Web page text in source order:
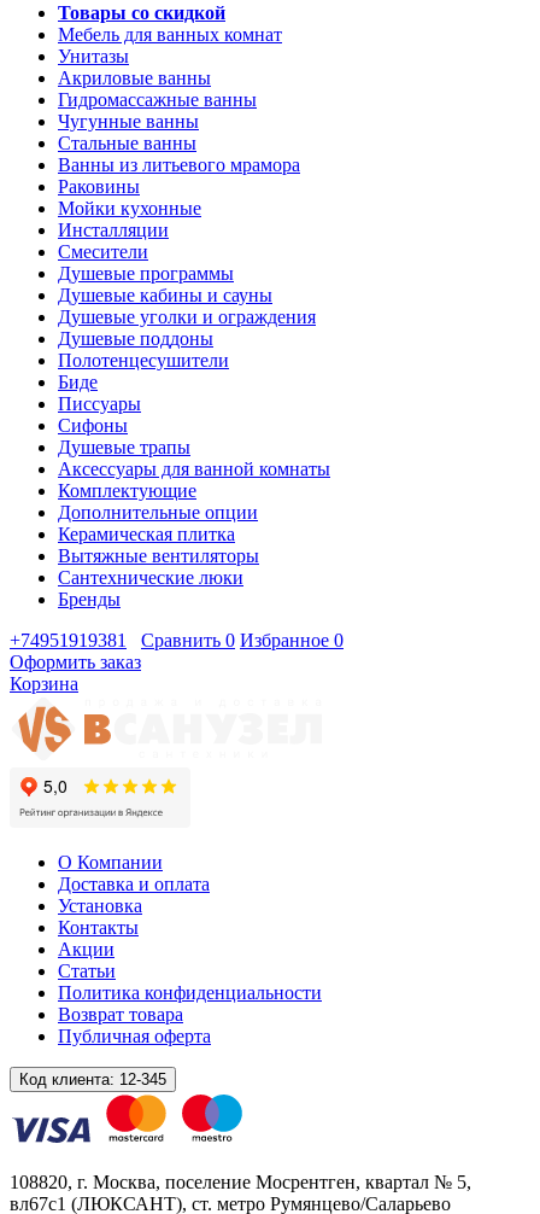
Товары со скидкой
Мебель для ванных комнат
Унитазы
Акриловые ванны
Гидромассажные ванны
Чугунные ванны
Стальные ванны
Ванны из литьевого мрамора
Раковины
Мойки кухонные
Инсталляции
Смесители
Душевые программы
Душевые кабины и сауны
Душевые уголки и ограждения
Душевые поддоны
Полотенцесушители
Биде
Писсуары
Сифоны
Душевые трапы
Аксессуары для ванной комнаты
Комплектующие
Дополнительные опции
Керамическая плитка
Вытяжные вентиляторы
Сантехнические люки
Бренды
+74951919381
Сравнить 0 Избранное 0
Оформить заказ
Корзина
О Компании
Доставка и оплата
Установка
Контакты
Акции
Статьи
Политика конфиденциальности
Возврат товара
Публичная оферта
Код клиента: 12-345
108820, г. Москва, поселение Мосрентген, квартал № 5,
вл67с1 (ЛЮКСАНТ), ст. метро Румянцево/Саларьево